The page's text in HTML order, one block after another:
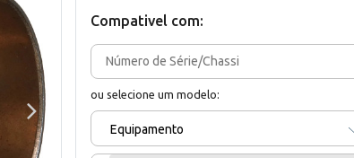
Compativel com:
ou selecione um modelo:
Equipamento